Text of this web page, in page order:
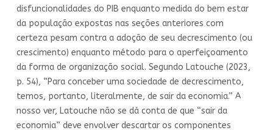
disfuncionalidades do PIB enquanto medida do bem estar
da população expostas nas seções anteriores com
certeza pesam contra a adoção de seu decrescimento (ou
crescimento) enquanto método para o aperfeiçoamento
da forma de organização social. Segundo Latouche (2023,
p. 54), “Para conceber uma sociedade de decrescimento,
temos, portanto, literalmente, de sair da economia.” A
nosso ver, Latouche não se dá conta de que “sair da
economia” deve envolver descartar os componentes